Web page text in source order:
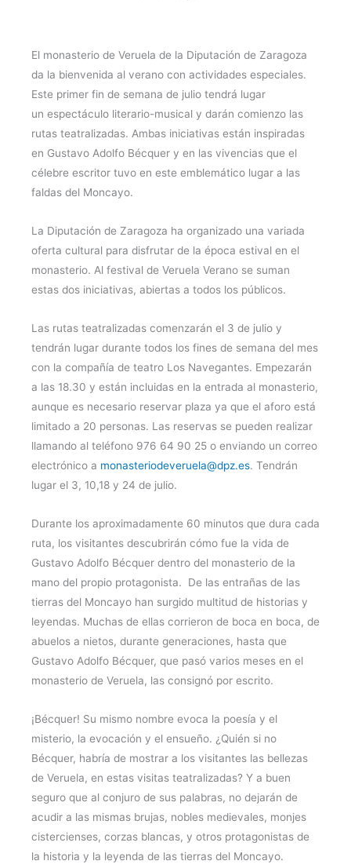
El monasterio de Veruela de la Diputación de Zaragoza
da la bienvenida al verano con actividades especiales.
Este primer fin de semana de julio tendrá lugar
un espectáculo literario-musical y darán comienzo las
rutas teatralizadas. Ambas iniciativas están inspiradas
en Gustavo Adolfo Bécquer y en las vivencias que el
célebre escritor tuvo en este emblemático lugar a las
faldas del Moncayo.
La Diputación de Zaragoza ha organizado una variada
oferta cultural para disfrutar de la época estival en el
monasterio. Al festival de Veruela Verano se suman
estas dos iniciativas, abiertas a todos los públicos.
Las rutas teatralizadas comenzarán el 3 de julio y
tendrán lugar durante todos los fines de semana del mes
con la compañía de teatro Los Navegantes. Empezarán
a las 18.30 y están incluidas en la entrada al monasterio,
aunque es necesario reservar plaza ya que el aforo está
limitado a 20 personas. Las reservas se pueden realizar
llamando al teléfono 976 64 90 25 o enviando un correo
electrónico a monasteriodeveruela@dpz.es. Tendrán
lugar el 3, 10,18 y 24 de julio.
Durante los aproximadamente 60 minutos que dura cada
ruta, los visitantes descubrirán cómo fue la vida de
Gustavo Adolfo Bécquer dentro del monasterio de la
mano del propio protagonista. De las entrañas de las
tierras del Moncayo han surgido multitud de historias y
leyendas. Muchas de ellas corrieron de boca en boca, de
abuelos a nietos, durante generaciones, hasta que
Gustavo Adolfo Bécquer, que pasó varios meses en el
monasterio de Veruela, las consignó por escrito.
¡Bécquer! Su mismo nombre evoca la poesía y el
misterio, la evocación y el ensueño. ¿Quién si no
Bécquer, habría de mostrar a los visitantes las bellezas
de Veruela, en estas visitas teatralizadas? Y a buen
seguro que al conjuro de sus palabras, no dejarán de
acudir a las mismas brujas, nobles medievales, monjes
cistercienses, corzas blancas, y otros protagonistas de
la historia y la leyenda de las tierras del Moncayo.